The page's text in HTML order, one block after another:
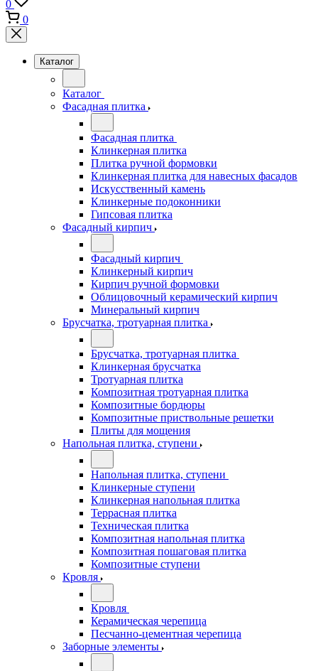
0
0
Каталог
Каталог
Фасадная плитка
Фасадная плитка
Клинкерная плитка
Плитка ручной формовки
Клинкерная плитка для навесных фасадов
Искусственный камень
Клинкерные подоконники
Гипсовая плитка
Фасадный кирпич
Фасадный кирпич
Клинкерный кирпич
Кирпич ручной формовки
Облицовочный керамический кирпич
Минеральный кирпич
Брусчатка, тротуарная плитка
Брусчатка, тротуарная плитка
Клинкерная брусчатка
Тротуарная плитка
Композитная тротуарная плитка
Композитные бордюры
Композитные приствольные решетки
Плиты для мощения
Напольная плитка, ступени
Напольная плитка, ступени
Клинкерные ступени
Клинкерная напольная плитка
Террасная плитка
Техническая плитка
Композитная напольная плитка
Композитная пошаговая плитка
Композитные ступени
Кровля
Кровля
Керамическая черепица
Песчанно-цементная черепица
Заборные элементы